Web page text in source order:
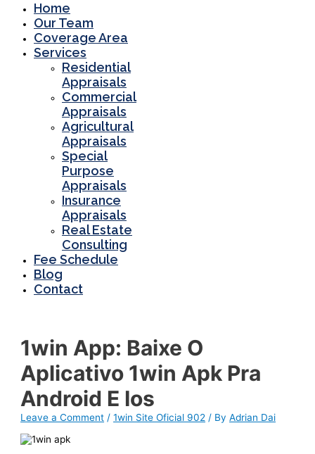
Home
Our Team
Coverage Area
Services
Residential
Appraisals
Commercial
Appraisals
Agricultural
Appraisals
Special
Purpose
Appraisals
Insurance
Appraisals
Real Estate
Consulting
Fee Schedule
Blog
Contact
1win App: Baixe O
Aplicativo 1win Apk Pra
Android E Ios
Leave a Comment /1win Site Oficial 902 / ByAdrian Dai